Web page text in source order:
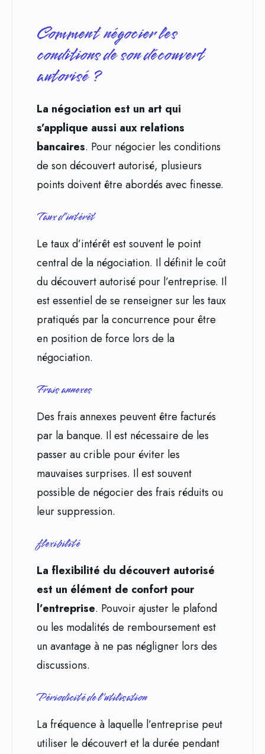
Comment négocier les
conditions de son découvert
autorisé ?
La négociation est un art qui
s’applique aussi aux relations
bancaires. Pour négocier les conditions
de son découvert autorisé, plusieurs
points doivent être abordés avec finesse.
Taux d’intérêt
Le taux d’intérêt est souvent le point
central de la négociation. Il définit le coût
du découvert autorisé pour l’entreprise. Il
est essentiel de se renseigner sur les taux
pratiqués par la concurrence pour être
en position de force lors de la
négociation.
Frais annexes
Des frais annexes peuvent être facturés
par la banque. Il est nécessaire de les
passer au crible pour éviter les
mauvaises surprises. Il est souvent
possible de négocier des frais réduits ou
leur suppression.
flexibilité
La flexibilité du découvert autorisé
est un élément de confort pour
l’entreprise. Pouvoir ajuster le plafond
ou les modalités de remboursement est
un avantage à ne pas négligner lors des
discussions.
Périodicité de l’utilisation
La fréquence à laquelle l’entreprise peut
utiliser le découvert et la durée pendant